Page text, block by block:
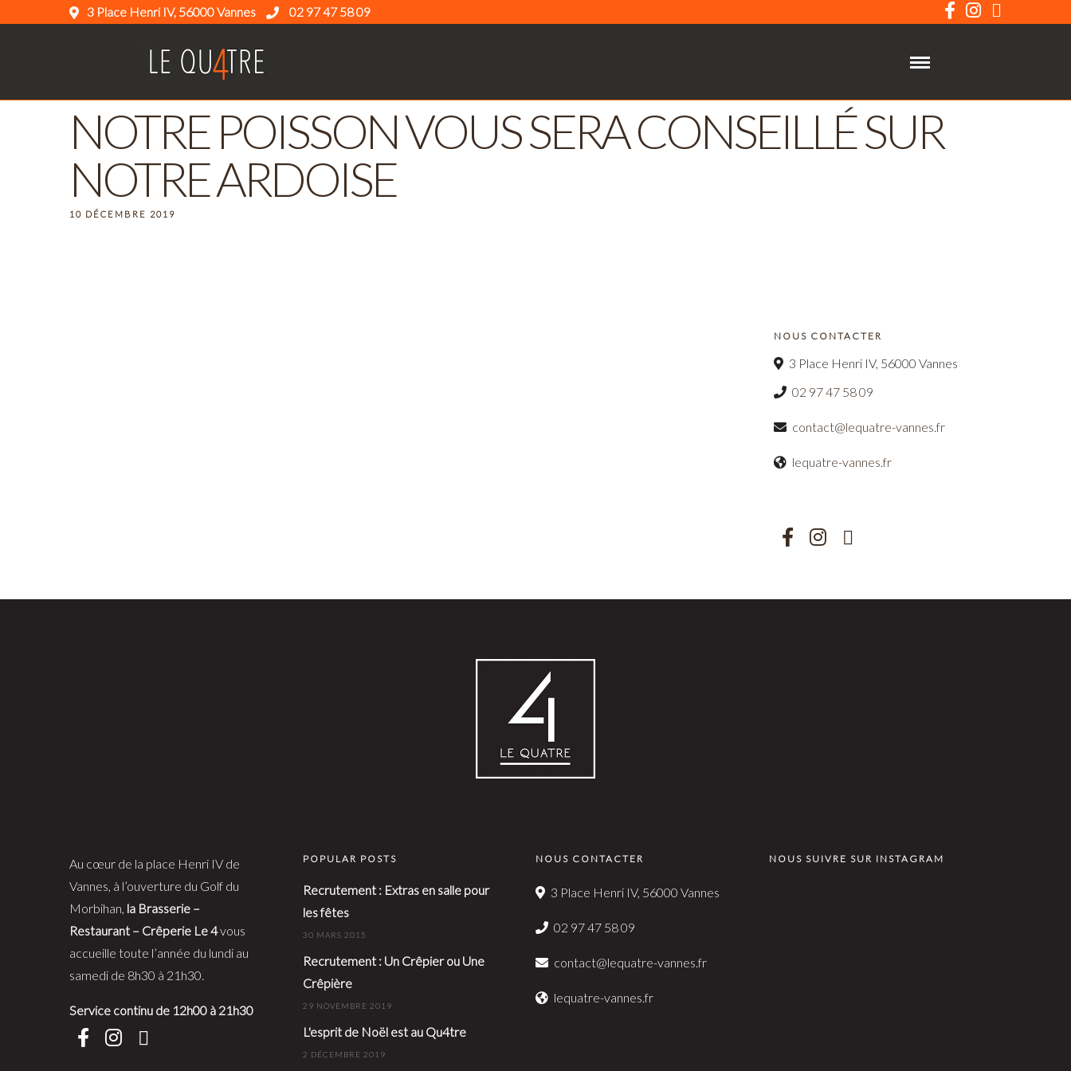
3 Place Henri IV, 56000 Vannes 02 97 47 58 09
NOTRE POISSON VOUS SERA CONSEILLÉ SUR
NOTRE ARDOISE
10 DÉCEMBRE 2019
NOUS CONTACTER
3 Place Henri IV, 56000 Vannes
02 97 47 58 09
contact@lequatre-vannes.fr
lequatre-vannes.fr
Au cœur de la place Henri IV de
Vannes, à l’ouverture du Golf du
Morbihan, la Brasserie –
Restaurant – Crêperie Le 4vous
accueille toute l’année du lundi au
samedi de 8h30 à 21h30.
Service continu de 12h00 à 21h30
POPULAR POSTS
Recrutement : Extras en salle pour
les fêtes
30 MARS 2015
Recrutement : Un Crêpier ou Une
Crêpière
29 NOVEMBRE 2019
L'esprit de Noël est au Qu4tre
2 DÉCEMBRE 2019
NOUS CONTACTER
3 Place Henri IV, 56000 Vannes
02 97 47 58 09
contact@lequatre-vannes.fr
lequatre-vannes.fr
NOUS SUIVRE SUR INSTAGRAM